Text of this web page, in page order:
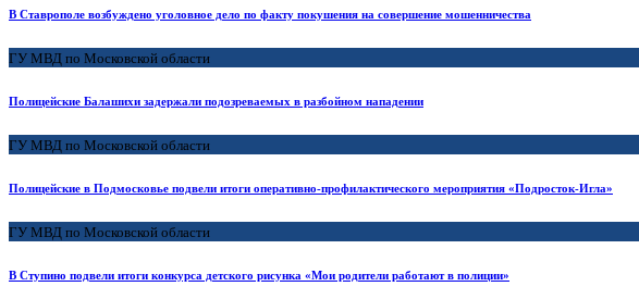
В Ставрополе возбуждено уголовное дело по факту покушения на совершение мошенничества
ГУ МВД по Московской области
Полицейские Балашихи задержали подозреваемых в разбойном нападении
ГУ МВД по Московской области
Полицейские в Подмосковье подвели итоги оперативно-профилактического мероприятия «Подросток-Игла»
ГУ МВД по Московской области
В Ступино подвели итоги конкурса детского рисунка «Мои родители работают в полиции»